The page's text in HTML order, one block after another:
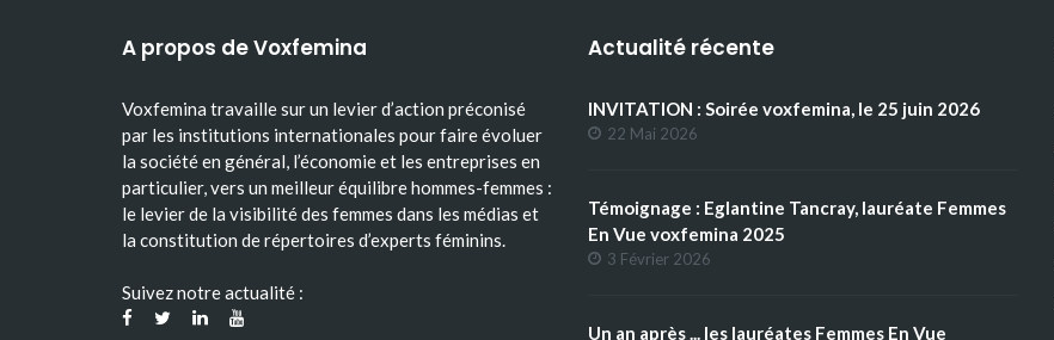
A propos de Voxfemina
Voxfemina travaille sur un levier d’action préconisé
par les institutions internationales pour faire évoluer
la société en général, l’économie et les entreprises en
particulier, vers un meilleur équilibre hommes-femmes :
le levier de la visibilité des femmes dans les médias et
la constitution de répertoires d’experts féminins.
Suivez notre actualité :
Actualité récente
INVITATION : Soirée voxfemina, le 25 juin 2026
22 Mai 2026
Témoignage : Eglantine Tancray, lauréate Femmes
En Vue voxfemina 2025
3 Février 2026
Un an après ... les lauréates Femmes En Vue